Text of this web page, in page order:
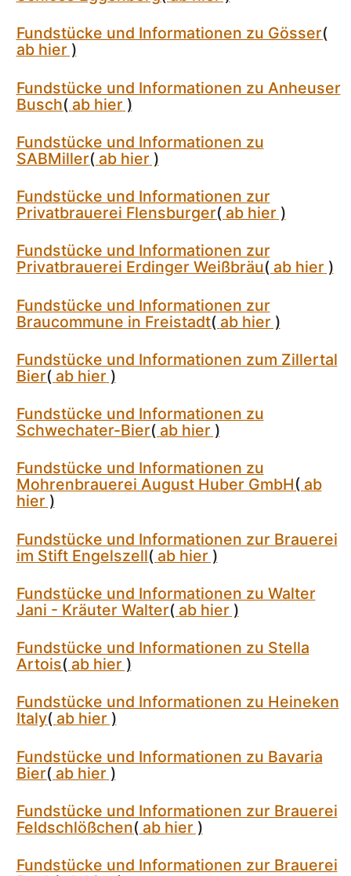
Fundstücke und Informationen zu Gösser(
ab hier)
Fundstücke und Informationen zu Anheuser
Busch( ab hier)
Fundstücke und Informationen zu
SABMiller( ab hier)
Fundstücke und Informationen zur
Privatbrauerei Flensburger( ab hier)
Fundstücke und Informationen zur
Privatbrauerei Erdinger Weißbräu( ab hier)
Fundstücke und Informationen zur
Braucommune in Freistadt( ab hier)
Fundstücke und Informationen zum Zillertal
Bier( ab hier)
Fundstücke und Informationen zu
Schwechater-Bier( ab hier)
Fundstücke und Informationen zu
Mohrenbrauerei August Huber GmbH( ab
hier)
Fundstücke und Informationen zur Brauerei
im Stift Engelszell( ab hier)
Fundstücke und Informationen zu Walter
Jani - Kräuter Walter( ab hier)
Fundstücke und Informationen zu Stella
Artois( ab hier)
Fundstücke und Informationen zu Heineken
Italy( ab hier)
Fundstücke und Informationen zu Bavaria
Bier( ab hier)
Fundstücke und Informationen zur Brauerei
Feldschlößchen( ab hier)
Fundstücke und Informationen zur Brauerei